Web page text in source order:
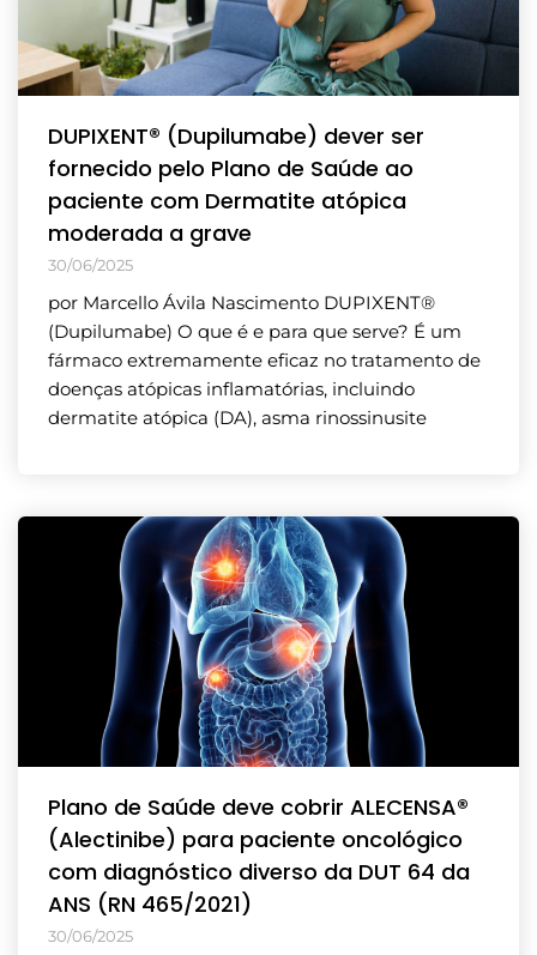
DUPIXENT® (Dupilumabe) dever ser
fornecido pelo Plano de Saúde ao
paciente com Dermatite atópica
moderada a grave
30/06/2025
por Marcello Ávila Nascimento DUPIXENT®
(Dupilumabe) O que é e para que serve? É um
fármaco extremamente eficaz no tratamento de
doenças atópicas inflamatórias, incluindo
dermatite atópica (DA), asma rinossinusite
Plano de Saúde deve cobrir ALECENSA®
(Alectinibe) para paciente oncológico
com diagnóstico diverso da DUT 64 da
ANS (RN 465/2021)
30/06/2025